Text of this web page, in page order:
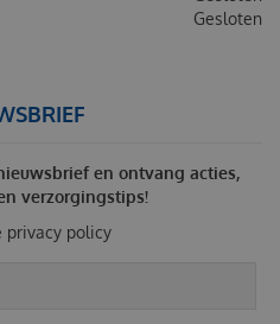
Gesloten
en ontvang acties,
verzorgingstips!
privacy policy